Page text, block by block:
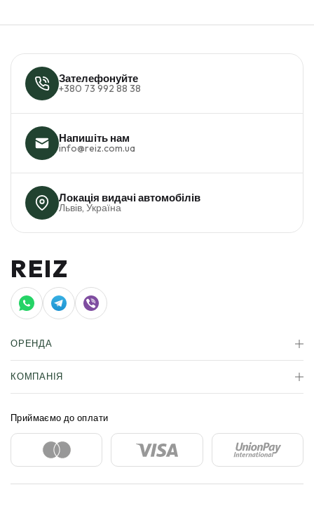
Зателефонуйте
+380 73 992 88 38
Напишіть нам
info@reiz.com.ua
Локація видачі автомобілів
Львів, Україна
REIZ
ОРЕНДА
КОРПОРАТИВНА ОРЕНДА
ЗДАТИ АВТО В ОРЕНДУ
СЕРТИФІКАТ
КОМПАНІЯ
БЛОГ
FAQ
КОНТАКТИ